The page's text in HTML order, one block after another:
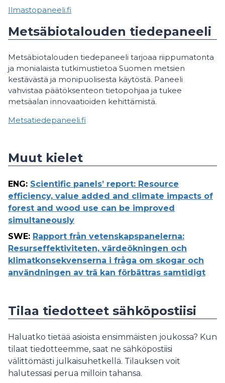
Ilmastopaneeli.fi
Metsäbiotalouden tiedepaneeli
Metsäbiotalouden tiedepaneeli tarjoaa riippumatonta
ja monialaista tutkimustietoa Suomen metsien
kestävästä ja monipuolisesta käytöstä. Paneeli
vahvistaa päätöksenteon tietopohjaa ja tukee
metsäalan innovaatioiden kehittämistä.
Metsatiedepaneeli.fi
Muut kielet
ENG: Scientific panels’ report: Resource
efficiency, value added and climate impacts of
forest and wood use can be improved
simultaneously
SWE: Rapport från vetenskapspanelerna:
Resurseffektiviteten, värdeökningen och
klimatkonsekvenserna i fråga om skogar och
användningen av trä kan förbättras samtidigt
Tilaa tiedotteet sähköpostiisi
Haluatko tietää asioista ensimmäisten joukossa? Kun
tilaat tiedotteemme, saat ne sähköpostiisi
välittömästi julkaisuhetkellä. Tilauksen voit
halutessasi perua milloin tahansa.